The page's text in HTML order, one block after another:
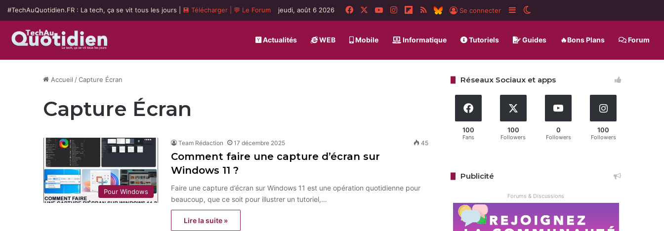
#TechAuQuotidien.FR : La tech, ça se vit tous les jours | 💾 Télécharger 💬 Le Forum jeudi, août 6 2026 FacebookYouTubeInstagramFlipboard
RSS BlueSky
Se connecter Sidebar (barre latérale)
Actualités WEB Mobile Informatique Tutoriels Guides 🔥Bons Plans Forum
Accueil /Capture Écran
Capture Écran
Pour Windows
Team Rédaction 17 décembre 2025 45
Comment faire une capture d’écran sur
Windows 11 ?
Faire une capture d’écran sur Windows 11 est une opération quotidienne pour
beaucoup, que ce soit pour illustrer un tutoriel,…
Lire la suite »
Réseaux Sociaux et apps
100
Fans
100
Followers
0
Followers
100
Followers
Publicité
Forums & Discussions